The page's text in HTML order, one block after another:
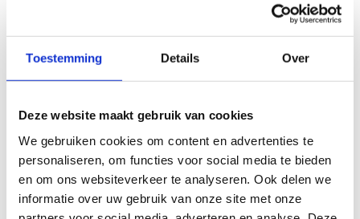
Toestemming Details Over
Deze website maakt gebruik van cookies
We gebruiken cookies om content en advertenties te
personaliseren, om functies voor social media te bieden
en om ons websiteverkeer te analyseren. Ook delen we
informatie over uw gebruik van onze site met onze